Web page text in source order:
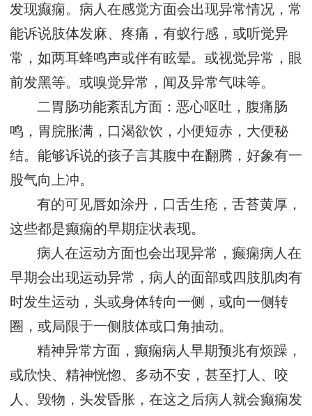
发现癫痫。病人在感觉方面会出现异常情况，常
能诉说肢体发麻、疼痛，有蚁行感，或听觉异
常，如两耳蜂鸣声或伴有眩晕。或视觉异常，眼
前发黑等。或嗅觉异常，闻及异常气味等。
二胃肠功能紊乱方面：恶心呕吐，腹痛肠
鸣，胃脘胀满，口渴欲饮，小便短赤，大便秘
结。能够诉说的孩子言其腹中在翻腾，好象有一
股气向上冲。
有的可见唇如涂丹，口舌生疮，舌苔黄厚，
这些都是癫痫的早期症状表现。
病人在运动方面也会出现异常，癫痫病人在
早期会出现运动异常，病人的面部或四肢肌肉有
时发生运动，头或身体转向一侧，或向一侧转
圈，或局限于一侧肢体或口角抽动。
精神异常方面，癫痫病人早期预兆有烦躁，
或欣快、精神恍惚、多动不安，甚至打人、咬
人、毁物，头发昏胀，在这之后病人就会癫痫发